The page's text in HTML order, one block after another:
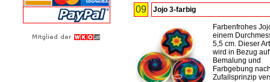
09 Jojo 3-farbig
Farbenfrohes
einem
5,5 cm. Dieser
wird in Bezug
Bemalung und
Farbgebung
Zufallsprinzip